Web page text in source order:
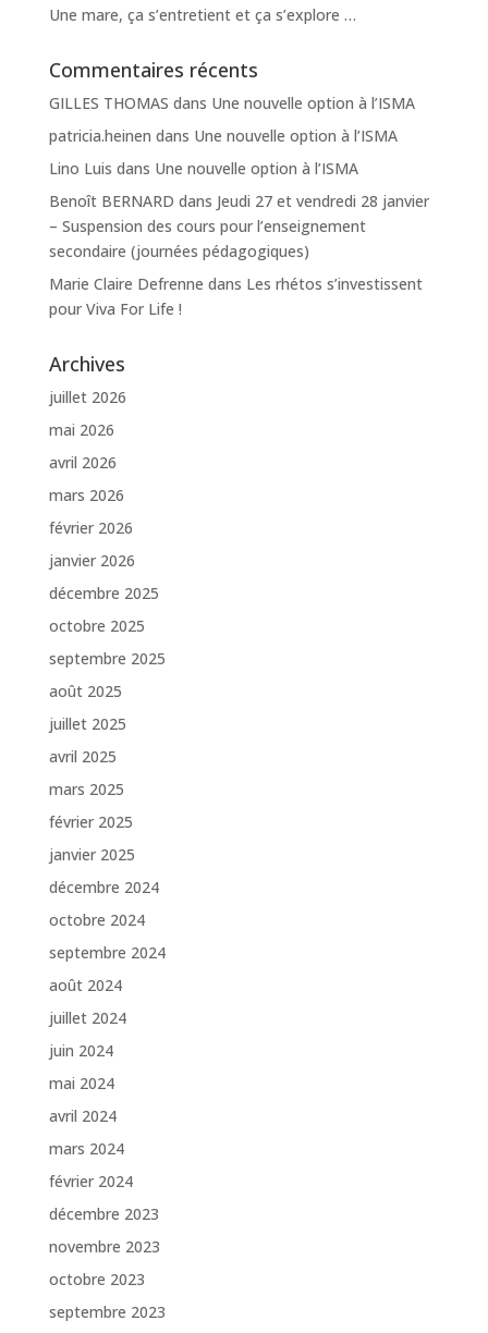
Une mare, ça s’entretient et ça s’explore …
Commentaires récents
GILLES THOMAS dans Une nouvelle option à l’ISMA
patricia.heinen dans Une nouvelle option à l’ISMA
Lino Luis dans Une nouvelle option à l’ISMA
Benoît BERNARD dans Jeudi 27 et vendredi 28 janvier
– Suspension des cours pour l’enseignement
secondaire (journées pédagogiques)
Marie Claire Defrenne dans Les rhétos s’investissent
pour Viva For Life !
Archives
juillet 2026
mai 2026
avril 2026
mars 2026
février 2026
janvier 2026
décembre 2025
octobre 2025
septembre 2025
août 2025
juillet 2025
avril 2025
mars 2025
février 2025
janvier 2025
décembre 2024
octobre 2024
septembre 2024
août 2024
juillet 2024
juin 2024
mai 2024
avril 2024
mars 2024
février 2024
décembre 2023
novembre 2023
octobre 2023
septembre 2023